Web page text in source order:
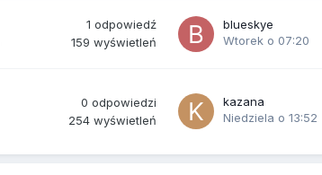
1 odpowiedź
159 wyświetleń
blueskye
Wtorek o 07:20
0 odpowiedzi
254 wyświetleń
kazana
Niedziela o 13:52